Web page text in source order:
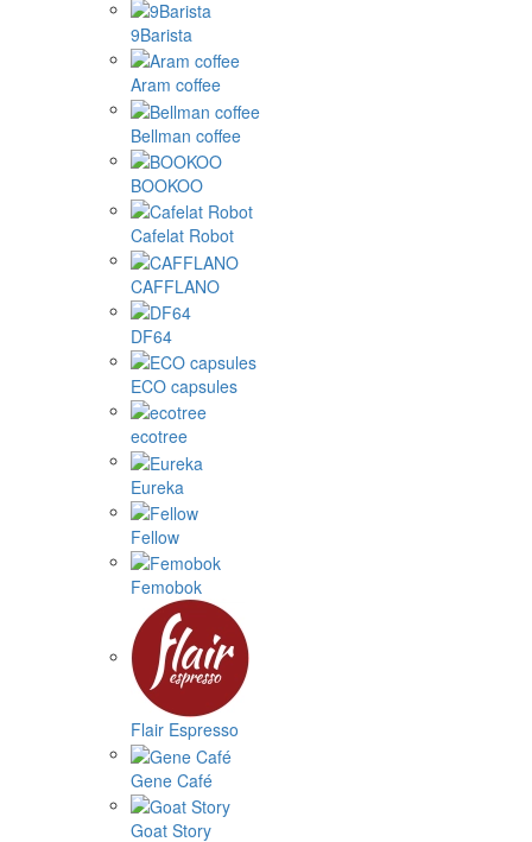
9Barista
Aram coffee
Bellman coffee
BOOKOO
Cafelat Robot
CAFFLANO
DF64
ECO capsules
ecotree
Eureka
Fellow
Femobok
Flair Espresso
Gene Café
Goat Story